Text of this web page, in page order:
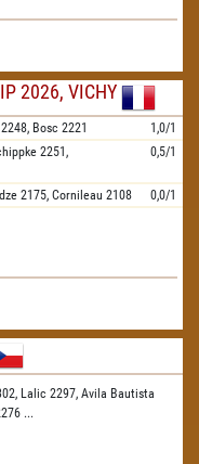
2026, VICHY
2248, Bosc 2221
1,0/1
2251,
0,5/1
2175, Cornileau 2108 0,0/1
Lalic 2297, Avila Bautista
...